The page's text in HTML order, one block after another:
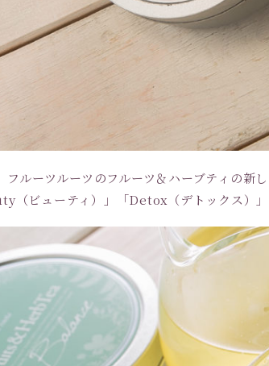
フルーツルーツのフルーツ＆ハーブティの
（ビューティ）」「Detox（デトックス）」